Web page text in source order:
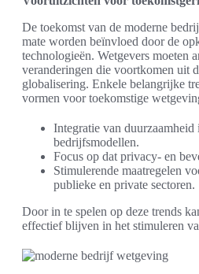
De toekomst van de moderne
mate worden beïnvloed door de
technologieën. Wetgevers moeten
veranderingen die voortkomen uit
globalisering. Enkele belangrijke
vormen voor toekomstige
Integratie van
bedrijfsmodellen.
Focus op dat privacy- en
Stimulerende maatregelen
publieke en private sectoren.
Door in te spelen op deze trends
effectief blijven in het stimuleren